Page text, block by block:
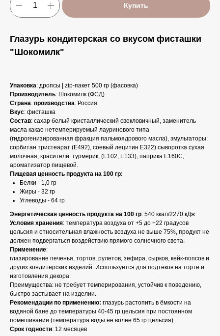
Купить
Глазурь кондитерская со вкусом фисташки
"Шокомилк"
Упаковка: дропсы | zip-пакет 500 гр (фасовка)
Производитель: Шокомилк (ФСД)
Страна: производства: Россия
Вкус: фисташка
Состав: сахар белый кристаллический свекловичный, заменитель
масла какао нетемперируемый лауринового типа
(гидрогенизированная фракция пальмоядрового масла), эмульгаторы:
сорбитан тристеарат (E492), соевый лецитин Е322) сыворотка сухая
молочная, красители: турмерик, (E102, E133), паприка E160C,
ароматизатор пищевой.
Пищевая ценность продукта на 100 гр:
Белки - 1,0 гр
Жиры - 32 гр
Углеводы - 64 гр
Энергетическая ценность продукта на 100 гр: 540 ккал/2270 кДж
Условия хранения: температура воздуха от +5 до +22 градусов
цельсия и относительная влажность воздуха не выше 75%, продукт не
должен подвергаться воздействию прямого солнечного света.
Применение:
глазирование печенья, тортов, рулетов, зефира, сырков, кейк-попсов и
других кондитерских изделий. Используется для подтёков на торте и
изготовления декора.
Преимущества: не требует темперирования, устойчив к поведению,
быстро застывает на изделии.
Рекомендации по применению: глазурь растопить в ёмкости на
водяной бане до температуры 40-45 гр цельсия при постоянном
помешивании (температура воды не волее 65 гр цельсия).
Срок годности: 12 месяцев